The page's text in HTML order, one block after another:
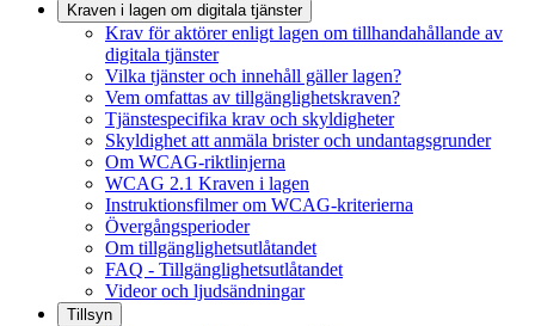
Kraven i lagen om digitala tjänster
Krav för aktörer enligt lagen om tillhandahållande av
digitala tjänster
Vilka tjänster och innehåll gäller lagen?
Vem omfattas av tillgänglighetskraven?
Tjänstespecifika krav och skyldigheter
Skyldighet att anmäla brister och undantagsgrunder
Om WCAG-riktlinjerna
WCAG 2.1 Kraven i lagen
Instruktionsfilmer om WCAG-kriterierna
Övergångsperioder
Om tillgänglighetsutlåtandet
FAQ - Tillgänglighetsutlåtandet
Videor och ljudsändningar
Tillsyn